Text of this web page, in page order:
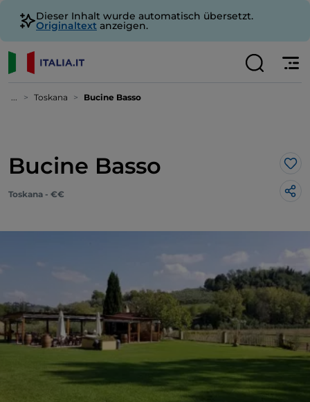
Dieser Inhalt wurde automatisch übersetzt.
Originaltext anzeigen.
... Toskana Bucine Basso
Bucine Basso
Toskana - €€